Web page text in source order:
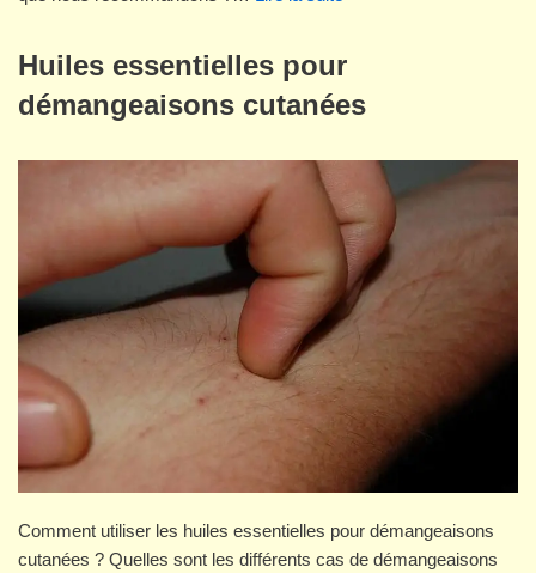
Huiles essentielles pour
démangeaisons cutanées
Comment utiliser les huiles essentielles pour démangeaisons
cutanées ? Quelles sont les différents cas de démangeaisons